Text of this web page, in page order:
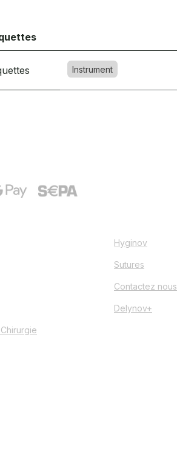
Instrument
Hyginov
Sutures
Contactez nous
Delynov+